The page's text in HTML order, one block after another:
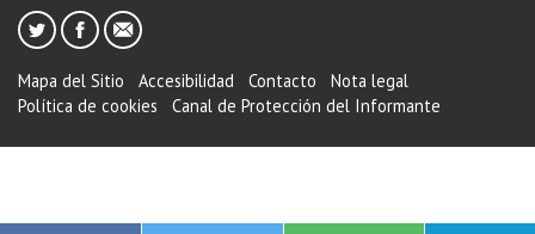
Mapa del Sitio Accesibilidad Contacto
Nota legal
Política de cookies
Canal de Protección del Informante